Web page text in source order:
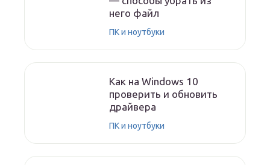
него файл
ПК и ноутбуки
Как на Windows 10
проверить и обновить
драйвера
ПК и ноутбуки